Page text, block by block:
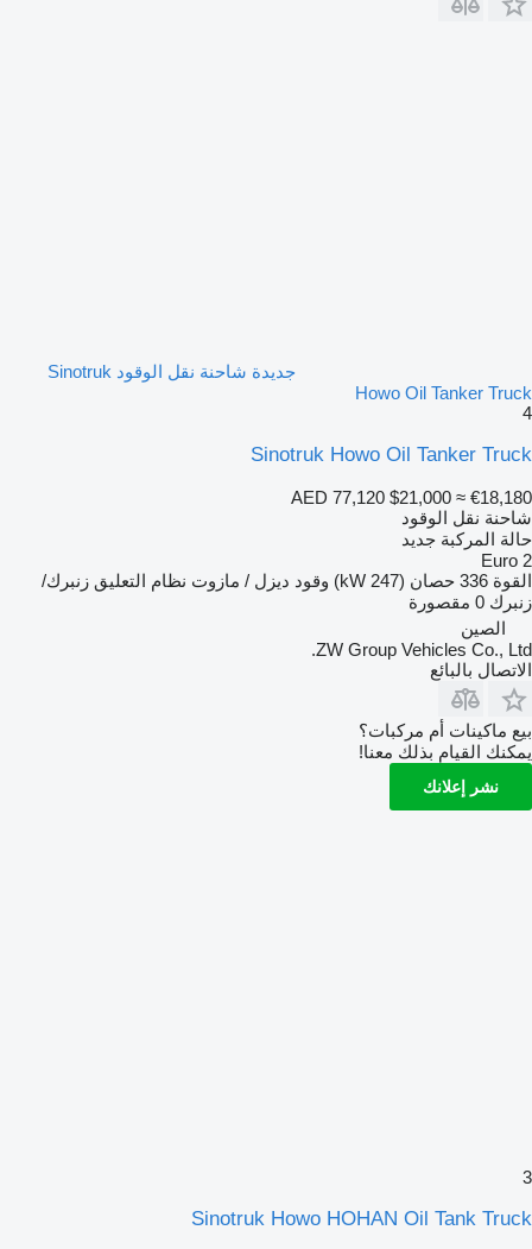
جديدة شاحنة نقل الوقود Sinotruk
Howo Oil Tanker Truck
4
Sinotruk Howo Oil Tanker Truck
AED 77,120 $21,000 ≈ €18,180
شاحنة نقل الوقود
حالة المركبة جديد
Euro 2
القوة 336 حصان (247 kW) وقود ديزل / مازوت نظام التعليق زنبرك/
زنبرك 0 مقصورة
الصين
ZW Group Vehicles Co., Ltd.
الاتصال بالبائع
بيع ماكينات أم مركبات؟
يمكنك القيام بذلك معنا!
نشر إعلانك
3
Sinotruk Howo HOHAN Oil Tank Truck